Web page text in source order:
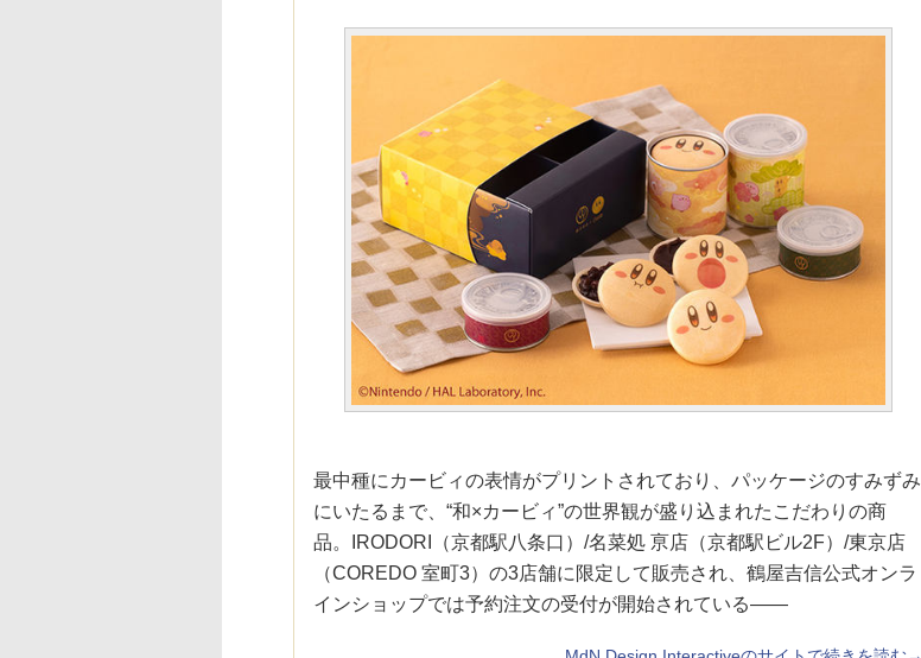
最中種にカービィの表情がプリントされており、パッケージのすみずみ
にいたるまで、“和×カービィ”の世界観が盛り込まれたこだわりの商
品。IRODORI（京都駅八条口）/名菜処 亰店（京都駅ビル2F）/東京店
（COREDO 室町3）の3店舗に限定して販売され、鶴屋吉信公式オンラ
インショップでは予約注文の受付が開始されている――